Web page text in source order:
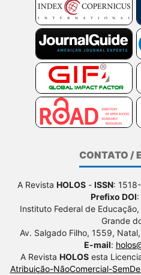
CONTATO /
A Revista HOLOS - ISSN:
Prefixo DOI
Instituto Federal de
Grande
Av. Salgado Filho, 1559,
E-mail:
A Revista HOLOSesta
Atribuição-NãoComercial-